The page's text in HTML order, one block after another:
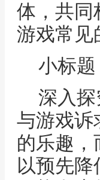
体，共同
游戏常见
小标
深入
与游戏诉
的乐趣
以预先